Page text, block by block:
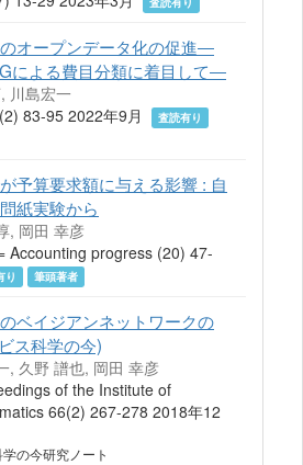
オープンデータ化の促進―
による費目分類に着目して―
川島宏一
83-95 2022年9月
査読有り
予算要求額に与える影響 : 自
紙実験から
, 岡田 幸彦
Accounting progress (20) 47-
り 筆頭著者
ベイジアンネットワークの
ス科学の今)
, 久野 譜也, 岡田 幸彦
of the Institute of
66(2) 267-278 2018年12
の今研究ノート